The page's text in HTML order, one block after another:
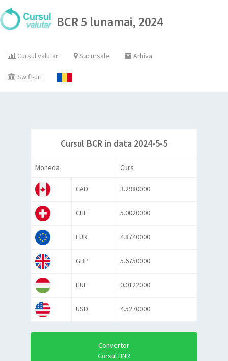
BCR 5 lunamai, 2024
Cursul valutar Sucursale Arhiva
Swift-uri
Cursul BCR in data 2024-5-5
Moneda Curs
CAD 3.2980000
CHF 5.0020000
EUR 4.8740000
GBP 5.6750000
HUF 0.0122000
USD 4.5270000
Convertor
Cursul BNR